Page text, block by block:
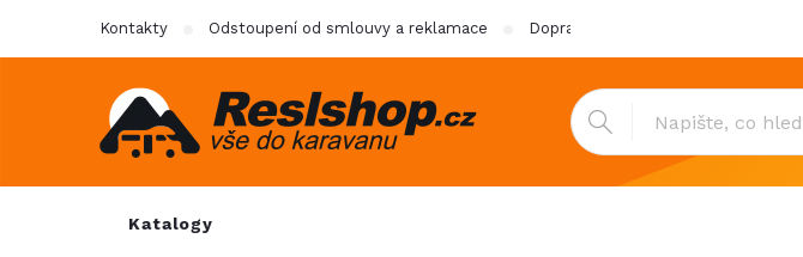
Kontakty Odstoupení od smlouvy a reklamace Doprava & platba
Katalogy